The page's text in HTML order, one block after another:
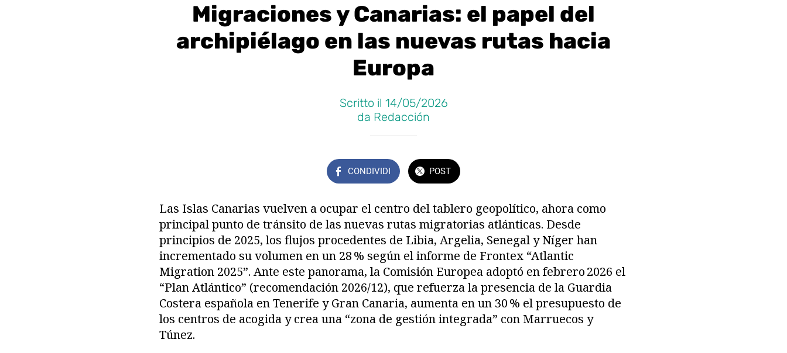
Migraciones y Canarias: el papel del
archipiélago en las nuevas rutas hacia
Europa
Scritto il 14/05/2026
da Redacción
CONDIVIDI POST
Las Islas Canarias vuelven a ocupar el centro del tablero geopolítico, ahora como
principal punto de tránsito de las nuevas rutas migratorias atlánticas. Desde
principios de 2025, los flujos procedentes de Libia, Argelia, Senegal y Níger han
incrementado su volumen en un 28 % según el informe de Frontex “Atlantic
Migration 2025”. Ante este panorama, la Comisión Europea adoptó en febrero 2026 el
“Plan Atlántico” (recomendación 2026/12), que refuerza la presencia de la Guardia
Costera española en Tenerife y Gran Canaria, aumenta en un 30 % el presupuesto de
los centros de acogida y crea una “zona de gestión integrada” con Marruecos y
Túnez.